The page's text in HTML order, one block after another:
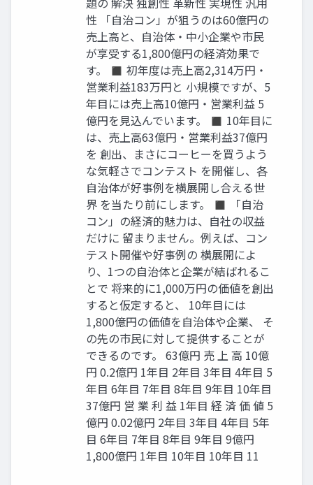
性 「自治コン」が狙うのは60億円の
売上高と、自治体・中小企業や市民
が享受する1,800億円の経済効果で
す。 ◼ 初年度は売上高2,314万円・
営業利益183万円と 小規模ですが、5
年目には売上高10億円・営業利益 5
億円を見込んでいます。 ◼ 10年目に
は、売上高63億円・営業利益37億円
を 創出、まさにコーヒーを買うよう
な気軽さでコンテスト を開催し、各
自治体が好事例を横展開し合える世
界 を当たり前にします。 ◼ 「自治
コン」の経済的魅力は、自社の収益
だけに 留まりません。例えば、コン
テスト開催や好事例の 横展開によ
り、1つの自治体と企業が結ばれるこ
とで 将来的に1,000万円の価値を創出
すると仮定すると、 10年目には
1,800億円の価値を自治体や企業、 そ
の先の市民に対して提供することが
できるのです。 63億円 売 上 高 10億
円 0.2億円 1年目 2年目 3年目 4年目 5
年目 6年目 7年目 8年目 9年目 10年目
37億円 営 業 利 益 1年目 経 済 価 値 5
億円 0.02億円 2年目 3年目 4年目 5年
目 6年目 7年目 8年目 9年目 9億円
1,800億円 1年目 10年目 10年目 11